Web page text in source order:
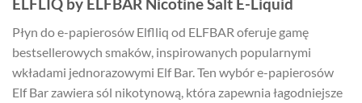
ELFLIQ by ELFBAR Nicotine Salt E-Liquid
Płyn do e-papierosów Elflliq od ELFBAR oferuje gamę
bestsellerowych smaków, inspirowanych popularnymi
wkładami jednorazowymi Elf Bar. Ten wybór e-papierosów
Elf Bar zawiera sól nikotynową, która zapewnia łagodniejsze